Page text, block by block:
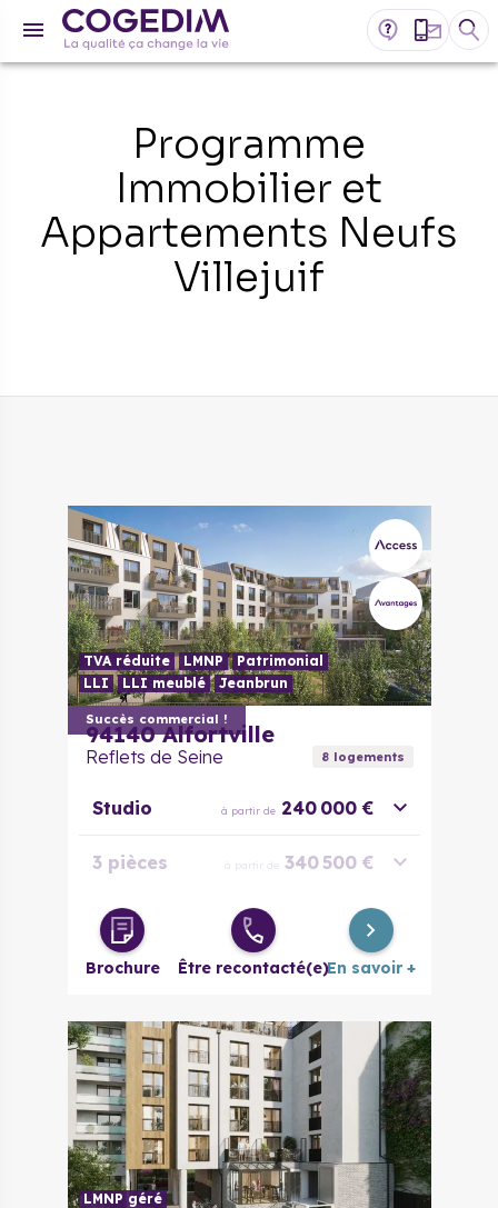
Programme
Immobilier et
Appartements Neufs
Villejuif
Succès commercial !
TVA réduite LMNP
Patrimonial
LLI
LLI meublé Jeanbrun
94140 Alfortville
Reflets de Seine 8logements
Studio à partir de 240 000 €
3 pièces à partir de 340 500 €
Duplex 3
pièces
à partir de 349 000 €
Brochure Être recontacté(e)En savoir +
LMNP géré